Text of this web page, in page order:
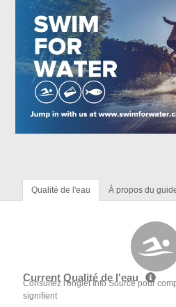
Qualité de l'eau À propos du
Current Qualité de l'eau
Consultez l'onglet Info Source pour
signifient